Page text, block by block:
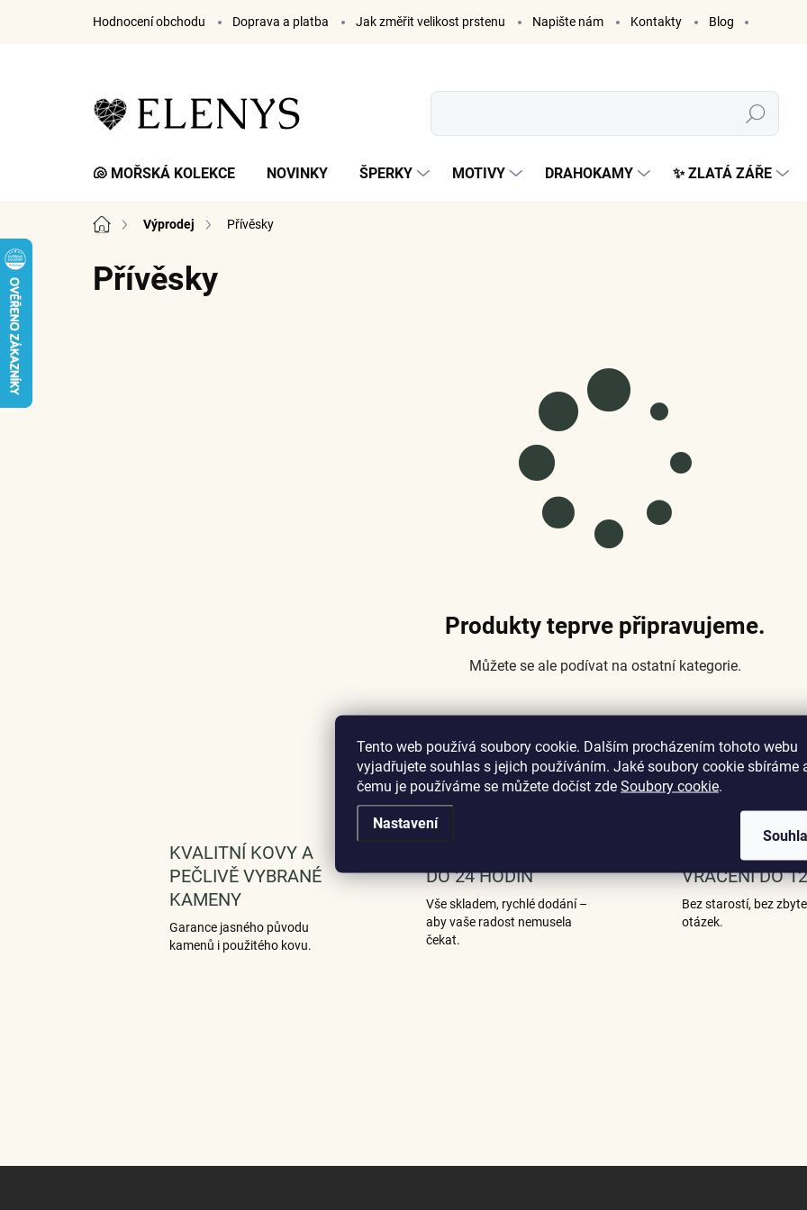
Tento web používá soubory cookie. Dalším procházením tohoto webu
vyjadřujete souhlas s jejich používáním. Jaké soubory cookie sbíráme
čemu je používáme se můžete dočíst zde Soubory cookie.
Nastavení
Hodnocení obchodu Doprava a platba Jak změřit velikost prstenu Napište nám Kontakty Blog
Hledat
🐚 MOŘSKÁ KOLEKCE NOVINKY ŠPERKY MOTIVY DRAHOKAMY ✨ ZLATÁ ZÁŘE
Domů Výprodej Přívěsky
Přívěsky
Produkty teprve připravujeme.
Můžete se ale podívat na ostatní kategorie.
Zpět do obchodu
KVALITNÍ KOVY A
PEČLIVĚ VYBRANÉ
KAMENY
Garance jasného původu
kamenů i použitého kovu.
DO 24 HODIN
Vše skladem, rychlé dodání –
aby vaše radost nemusela
čekat.
SNADNÁ
VRÁCENÍ DO
Bez starostí, bez
otázek.